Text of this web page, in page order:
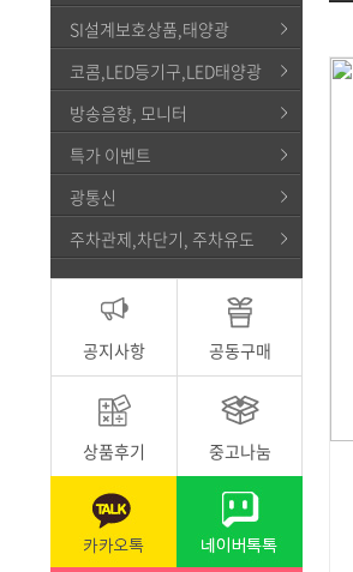
SI설계보호상품,태양광
코콤,LED등기구,LED태양광
방송음향, 모니터
특가 이벤트
광통신
주차관제,차단기, 주차유도
공지사항 공동구매
상품후기 중고나눔